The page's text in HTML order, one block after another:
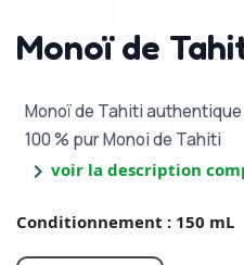
Monoï de
Monoï de Tahiti authentique
100 % pur Monoi de Tahiti
chevron_right voir la description
Conditionnement : 150 mL